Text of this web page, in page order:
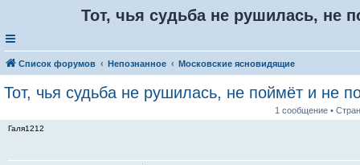
Тот, чья судьба не рушилась, не
Список форумов Непознанное Московские ясновидящие
Тот, чья судьба не рушилась, не поймёт и не
1 сообщение •
Галя1212